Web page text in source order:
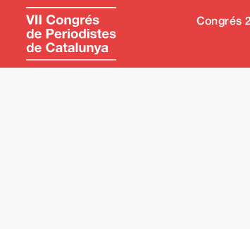
Congrés